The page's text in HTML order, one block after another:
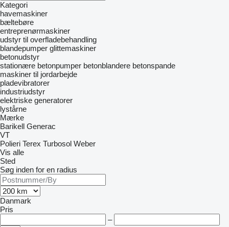
Kategori
havemaskiner
bæltebøre
entreprenørmaskiner
udstyr til overfladebehandling
blandepumper glittemaskiner
betonudstyr
stationære betonpumper betonblandere betonspande
maskiner til jordarbejde
pladevibratorer
industriudstyr
elektriske generatorer
lystårne
Mærke
Barikell Generac
VT
Polieri Terex Turbosol Weber
Vis alle
Sted
Søg inden for en radius
Danmark
Pris
–